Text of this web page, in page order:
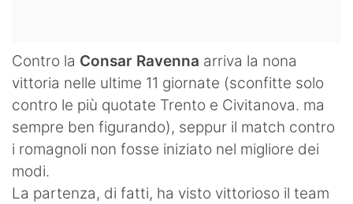
Contro la Consar Ravenna arriva la nona
vittoria nelle ultime 11 giornate (sconfitte solo
contro le più quotate Trento e Civitanova. ma
sempre ben figurando), seppur il match contro
i romagnoli non fosse iniziato nel migliore dei
modi.
La partenza, di fatti, ha visto vittorioso il team